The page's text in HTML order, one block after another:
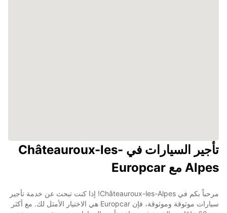
تأجير السيارات في Châteauroux-les-
Alpes مع Europcar
مرحباً بكم في Châteauroux-les-Alpes! إذا كنت تبحث عن خدمة تأجير
سيارات موثوقة وموثوقة، فإن Europcar هي الاختيار الأمثل لك. مع أكثر